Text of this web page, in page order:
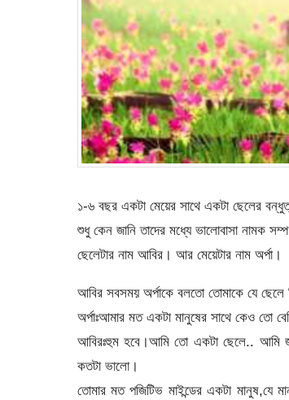
১-৬ বছর একটা মেয়ের সাথে একটা ছেলের
শুধু কেন জানি তাদের মধ্যে ভালোবাসা নামক
ছেলেটার নাম আবির। আর মেয়েটার নাম অর্পা।
আবির সবসময় অর্পাকে বলতো তোমাকে যে ছেলে
অর্পাঃআমার মত একটা মানুষের সাথে কেও তো
আবিরঃহুম হবে।আমি তো একটা ছেলে.. আমি
কতটা ভালো।
তোমার মত পজিটিভ মাইন্ডের একটা মানুষ,যে